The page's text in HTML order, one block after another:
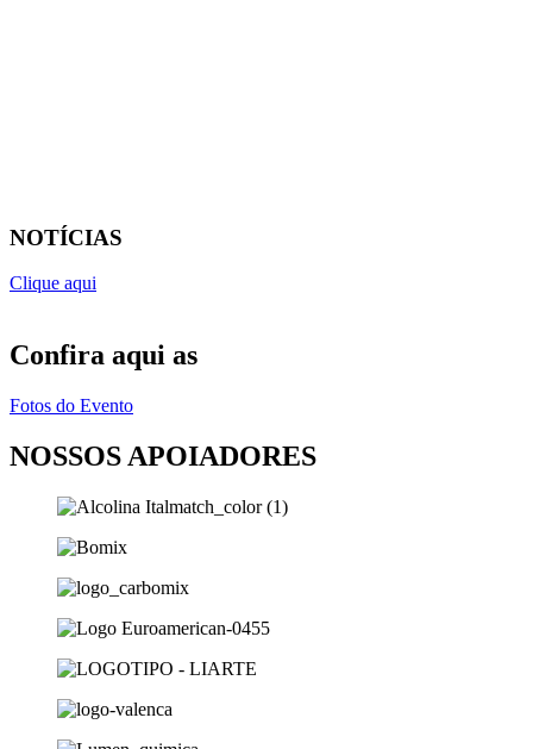
NOTÍCIAS
Clique aqui
Confira aqui as
Fotos do Evento
NOSSOS APOIADORES